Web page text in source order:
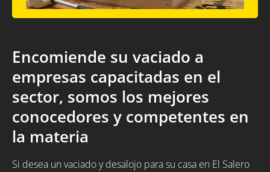
Encomiende su vaciado a
empresas capacitadas en el
sector, somos los mejores
conocedores y competentes en
la materia
Si desea un vaciado y desalojo para su casa en El Salero